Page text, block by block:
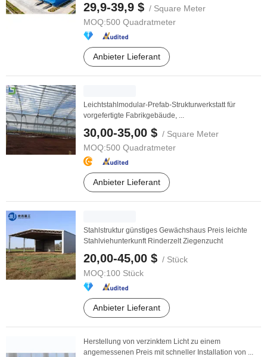
29,9-39,9 $ / Square Meter
MOQ:500 Quadratmeter
Anbieter Lieferant
Leichtstahlmodular-Prefab-Strukturwerkstatt für
vorgefertigte Fabrikgebäude, ...
30,00-35,00 $ / Square Meter
MOQ:500 Quadratmeter
Anbieter Lieferant
Stahlstruktur günstiges Gewächshaus Preis leichte
Stahlviehunterkunft Rinderzelt Ziegenzucht
20,00-45,00 $ / Stück
MOQ:100 Stück
Anbieter Lieferant
Herstellung von verzinktem Licht zu einem
angemessenen Preis mit schneller Installation von ...